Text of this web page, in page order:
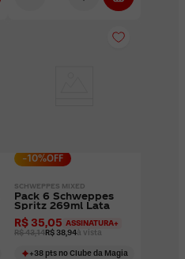
-10%OFF
SCHWEPPES MIXED
Pack 6 Schweppes
Spritz 269ml Lata
R$ 35,05 ASSINATURA+
R$ 43,14R$ 38,94à vista
+38ptsno Clube da Magia